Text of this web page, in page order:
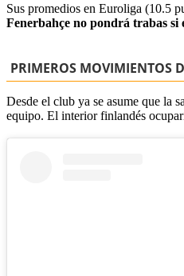
Sus promedios en Euroliga (10.5
Fenerbahçe no pondrá trabas si
PRIMEROS MOVIMIENTOS
Desde el club ya se asume que la
equipo. El interior finlandés